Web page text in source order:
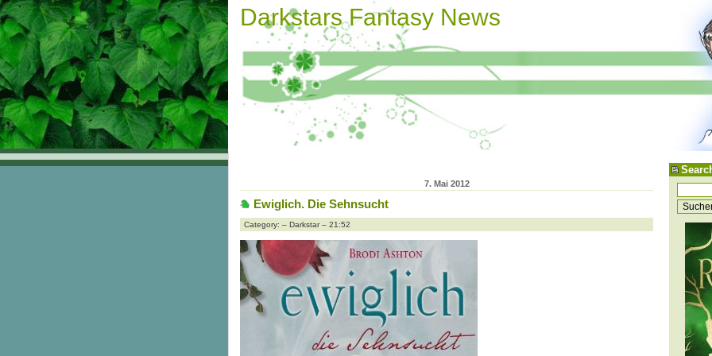
Darkstars Fantasy News
7. Mai 2012
Ewiglich. Die Sehnsucht
Category: – Darkstar – 21:52